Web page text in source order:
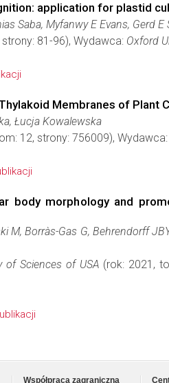
application for plastid
Saba, Myfanwy E Evans, Gerd
81-96), Wydawca: Oxford
Membranes of Plant
Łucja Kowalewska
12, strony: 756009), Wydawca:
body morphology and
M, Borràs-Gas G, Behrendorff
of Sciences of USA (rok: 2021,
Współpraca zagraniczna